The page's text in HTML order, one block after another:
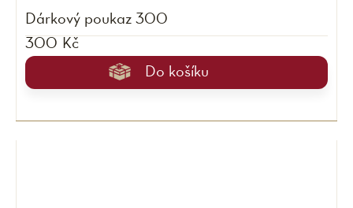
Dárkový poukaz 300
300 Kč
Do košíku